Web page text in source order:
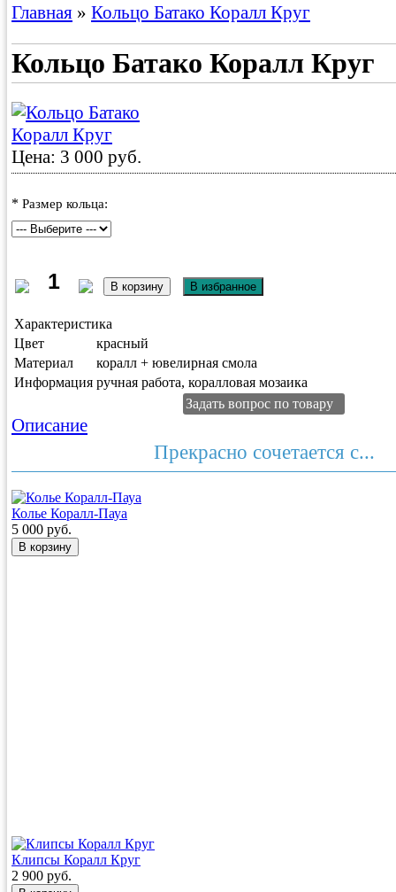
Главная » Кольцо Батако Коралл Круг
Кольцо Батако Коралл Круг
Цена: 3 000 руб.
* Размер кольца:
Характеристика
Цвет
красный
Материал
коралл + ювелирная смола
Информация ручная работа, коралловая мозаика
Задать вопрос по товару
Описание
Прекрасно сочетается с...
Колье Коралл-Пауа
5 000 руб.
Клипсы Коралл Круг
2 900 руб.